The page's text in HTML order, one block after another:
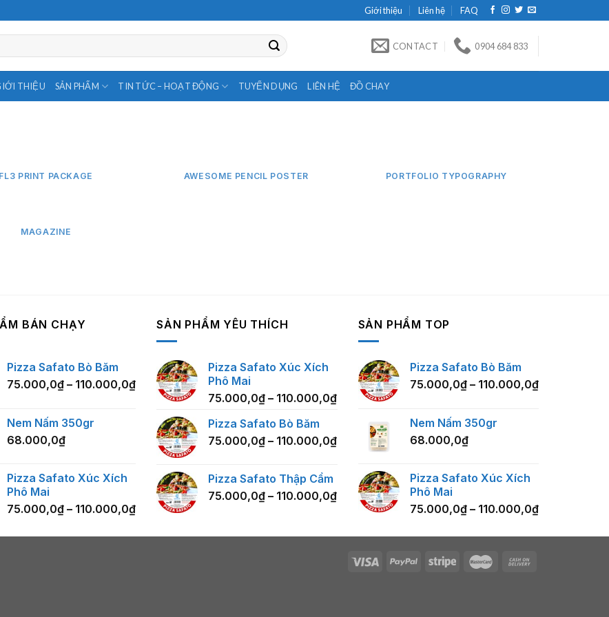
Giới thiệu Liên hệ FAQ
CONTACT 0904 684 833
THIỆU SẢN PHẨM TIN TỨC – HOẠT ĐỘNG TUYỂN DỤNG LIÊN HỆ ĐỒ CHAY
FL3 PRINT PACKAGE AWESOME PENCIL POSTER PORTFOLIO TYPOGRAPHY
MAGAZINE
BÁN CHẠY
Pizza Safato Bò Băm
75.000,0₫– 110.000,0₫
Nem Nấm 350gr
68.000,0₫
Pizza Safato Xúc Xích
Phô Mai
75.000,0₫– 110.000,0₫
SẢN PHẨM YÊU THÍCH
Pizza Safato Xúc Xích
Phô Mai
75.000,0₫ – 110.000,0₫
Pizza Safato Bò Băm
75.000,0₫ – 110.000,0₫
Pizza Safato Thập Cẩm
75.000,0₫ – 110.000,0₫
SẢN PHẨM TOP
Pizza Safato Bò Băm
75.000,0₫– 110.000,0₫
Nem Nấm 350gr
68.000,0₫
Pizza Safato Xúc Xích
Phô Mai
75.000,0₫– 110.000,0₫